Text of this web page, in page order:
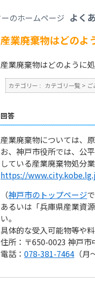
よく
産業廃棄物はどのよ
産業廃棄物はどのように
カテゴリー : カテゴリ一覧 >
回答
産業廃棄物については、
お、神戸市役所では、公
している産業廃棄物処分
https://
（神戸市のトップページ
あるいは「兵庫県産業資
い。
具体的な受入可能物等や
住所：〒650-0023 神戸
電話： 078-381-7464 （